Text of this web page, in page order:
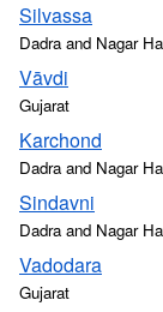
Silvassa
Dadra and Nagar
Vāvdi
Gujarat
Karchond
Dadra and Nagar
Sindavni
Dadra and Nagar
Vadodara
Gujarat